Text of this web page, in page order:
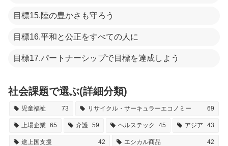
目標15.陸の豊かさも守ろう
目標16.平和と公正をすべての人に
目標17.パートナーシップで目標を達成しよう
社会課題で選ぶ(詳細分類)
児童福祉 73 リサイクル・サーキュラーエコノミー 69
上場企業 65 介護 59 ヘルステック 45 アジア 43
途上国支援 42 エシカル商品 42